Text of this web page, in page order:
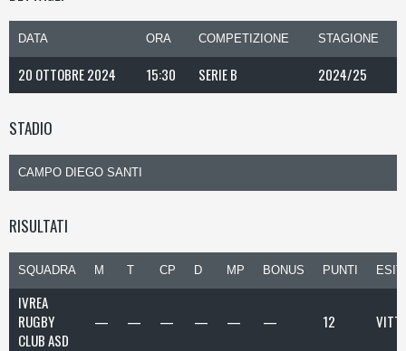
DATA ORA COMPETIZIONE STAGIONE
20 OTTOBRE 2024 15:30 SERIE B 2024/25
STADIO
CAMPO DIEGO SANTI
RISULTATI
SQUADRA M T CP D MP BONUS PUNTI
IVREA
RUGBY
CLUB ASD
— — — — — — 12